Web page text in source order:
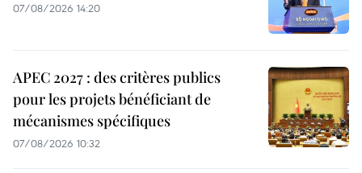
07/08/2026 14:20
APEC 2027 : des critères publics
pour les projets bénéficiant de
mécanismes spécifiques
07/08/2026 10:32